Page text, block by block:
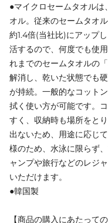
●マイクロセームタオル
オル。従来のセームタオ
約1.4倍(当社比)にアップ
活するので、何度でも使
れまでのセームタオルの
解消し、乾いた状態でも
が持続。一般的なコット
拭く使い方が可能です。
すく、収納時も場所をと
出ないため、用途に応じ
様のため、水泳に限らず
ャンプや旅行などのレジ
いただけます。
●韓国製
【商品の購入にあたって